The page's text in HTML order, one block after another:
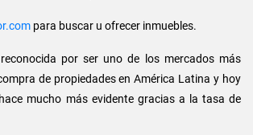
para buscar u ofrecer inmuebles.
por ser uno de los mercados más
de propiedades en América Latina y hoy
mucho más evidente gracias a la tasa de